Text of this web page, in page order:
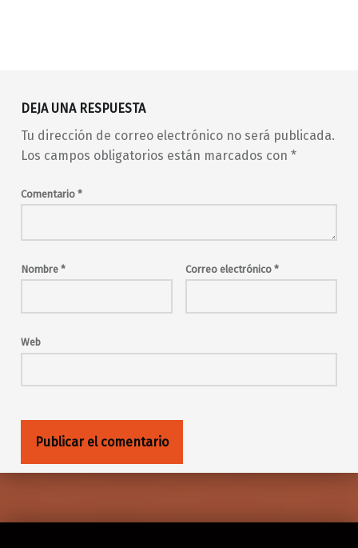
DEJA UNA RESPUESTA
Tu dirección de correo electrónico no será publicada.
Los campos obligatorios están marcados con *
Comentario *
Nombre * Correo electrónico *
Web